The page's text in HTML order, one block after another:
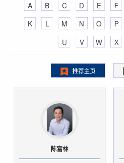
A B C D E F
K
L M N O P
U
V W X
推荐主页
陈富林